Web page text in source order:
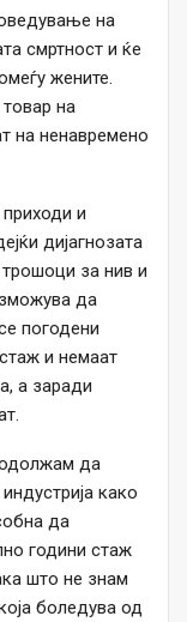
на
смртност и ќе
жените.
на
на ненавремено
и
дијагнозата
за нив и
да
погодени
и немаат
а заради
да
како
да
години стаж
што не знам
боледува од